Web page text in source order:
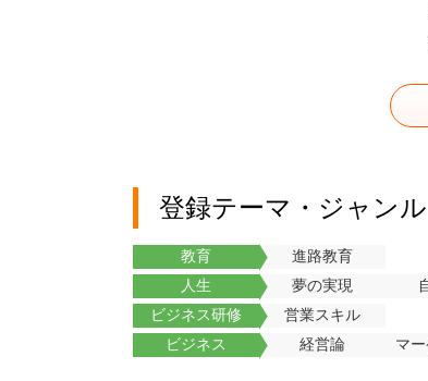
登録テーマ・ジャンル
教育
進路教育
人生
夢の実現
ビジネス研修
営業スキル
ビジネス
経営論 マ